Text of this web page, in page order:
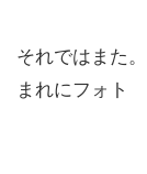
それではまた。
まれにフォト